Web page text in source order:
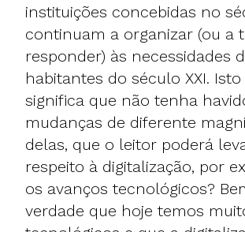
instituições concebidas no
continuam a organizar (ou a
responder) às necessidades
habitantes do século XXI.
significa que não tenha
mudanças de diferente
delas, que o leitor poderá
respeito à digitalização, por
os avanços tecnológicos?
verdade que hoje temos